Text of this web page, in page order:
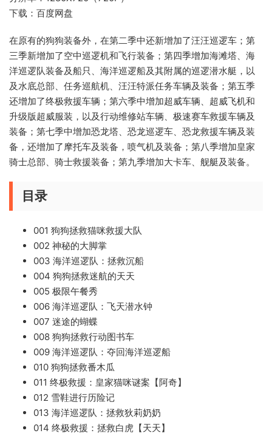
下载：百度网盘
在原有的狗狗装备外，在第二季中还新增加了汪汪巡逻车；第
三季新增加了空中巡逻机和飞行装备；第四季增加海滩塔、海
洋巡逻队装备及船只、海洋巡逻船及其附属的巡逻潜水艇，以
及水底总部、任务巡航机、汪汪特派任务车辆及装备；第五季
还增加了终极救援车辆；第六季中增加超威车辆、超威飞机和
升级版超威服装，以及行动维修站车辆、极速赛车救援车辆及
装备；第七季中增加恐龙塔、恐龙巡逻车、恐龙救援车辆及装
备，还增加了摩托车及装备，喷气机及装备；第八季增加皇家
骑士总部、骑士救援装备；第九季增加大卡车、舰艇及装备。
目录
001 狗狗拯救猫咪救援大队
002 神秘的大脚掌
003 海洋巡逻队：拯救沉船
004 狗狗拯救迷航的天天
005 极限午餐秀
006 海洋巡逻队：飞天潜水钟
007 迷途的蝴蝶
008 狗狗拯救行动图书车
009 海洋巡逻队：夺回海洋巡逻船
010 狗狗拯救番木瓜
011 终极救援：皇家猫咪谜案【阿奇】
012 雪鞋进行历险记
013 海洋巡逻队：拯救狄莉奶奶
014 终极救援：拯救白虎【天天】